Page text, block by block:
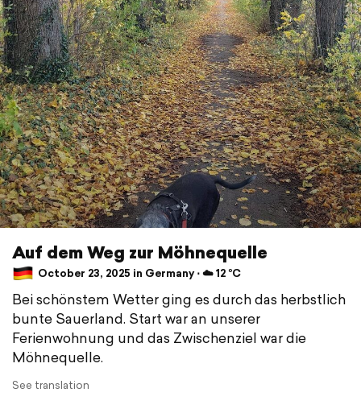
Auf dem Weg zur Möhnequelle
October 23, 2025 in Germany ⋅ ☁️ 12 °C
Bei schönstem Wetter ging es durch das herbstlich
bunte Sauerland. Start war an unserer
Ferienwohnung und das Zwischenziel war die
Möhnequelle.
See translation